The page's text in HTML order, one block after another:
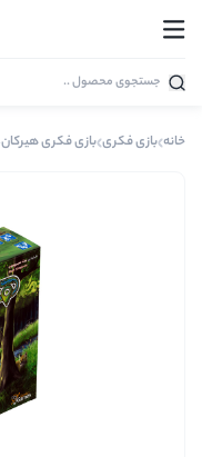
خانه بازی فکری بازی فکری هیرکان